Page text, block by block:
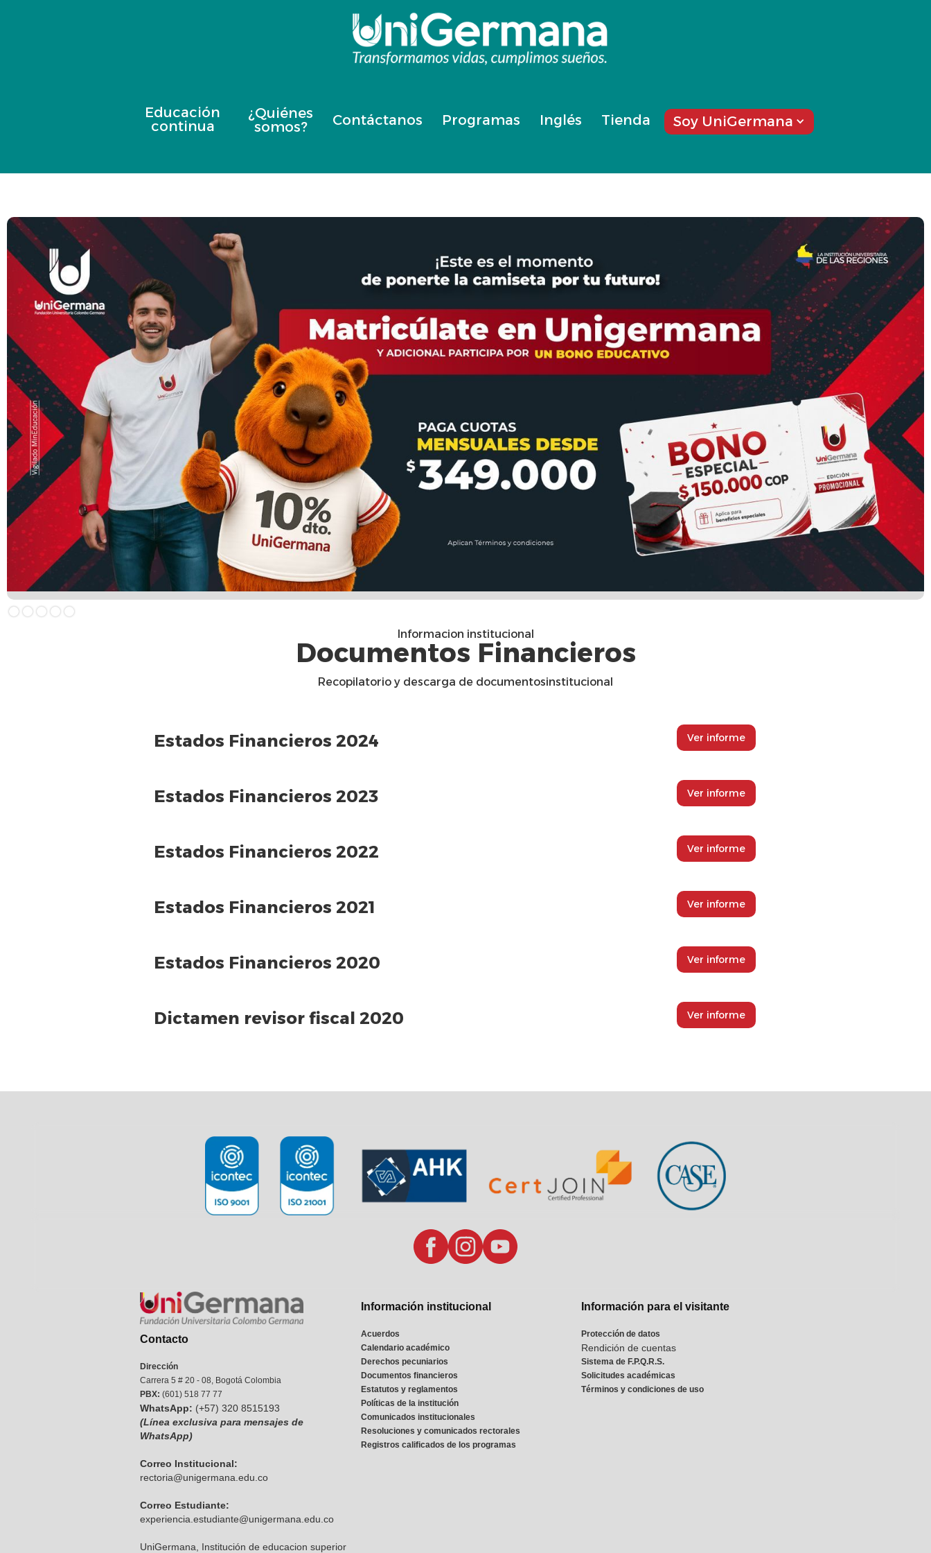
Educación
continua
¿Quiénes
somos?
Contáctanos Programas Inglés Tienda Soy UniGermana
Informacion institucional
Documentos Financieros
Recopilatorio y descarga de documentosinstitucional
Estados Financieros 2024 Ver informe
Estados Financieros 2023 Ver informe
Estados Financieros 2022 Ver informe
Estados Financieros 2021 Ver informe
Estados Financieros 2020 Ver informe
Dictamen revisor fiscal 2020 Ver informe
Contacto
Dirección
Carrera 5 # 20 - 08, Bogotá Colombia
PBX: (601) 518 77 77
WhatsApp: (+57) 320 8515193
(Línea exclusiva para mensajes de
WhatsApp)
Correo Institucional:
rectoria@unigermana.edu.co
Correo Estudiante:
experiencia.estudiante@unigermana.edu.co
UniGermana, Institución de educacion superior
Información institucional
Acuerdos
Calendario académico
Derechos pecuniarios
Documentos financieros
Estatutos y reglamentos
Políticas de la institución
Comunicados institucionales
Resoluciones y comunicados rectorales
Registros calificados de los programas
Información para el visitante
Protección de datos
Rendición de cuentas
Sistema de F.P.Q.R.S.
Solicitudes académicas
Términos y condiciones de uso